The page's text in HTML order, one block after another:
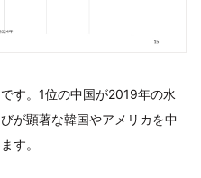
す。1位の中国が2019年の水
が顕著な韓国やアメリカを中
す。